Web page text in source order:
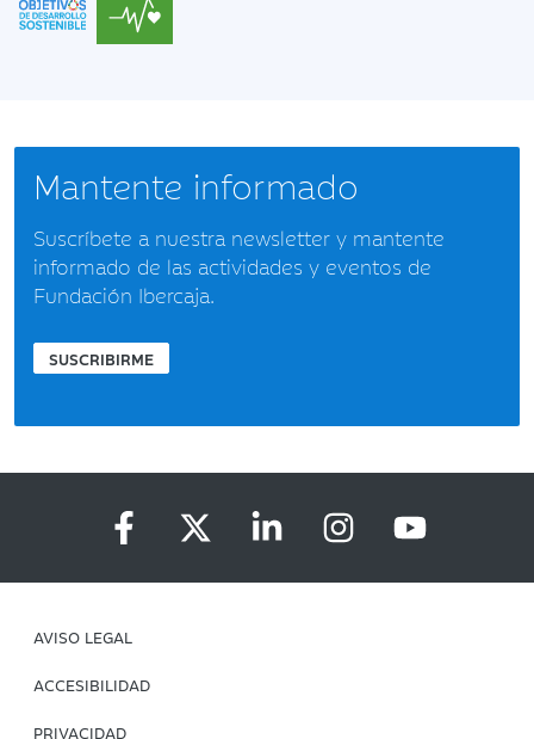
Mantente informado
Suscríbete a nuestra newsletter y mantente
informado de las actividades y eventos de
Fundación Ibercaja.
SUSCRIBIRME
AVISO LEGAL
ACCESIBILIDAD
PRIVACIDAD